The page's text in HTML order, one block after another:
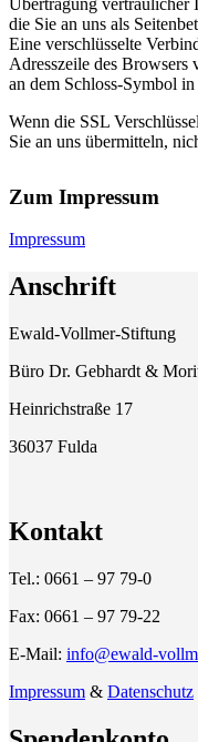
die Sie an uns als
Eine verschlüsselte
Adresszeile des Browsers
an dem Schloss-Symbol
Wenn die SSL
Sie an uns übermitteln,
Zum Impressum
Impressum
Anschrift
Ewald-Vollmer-Stiftung
Büro Dr. Gebhardt &
Heinrichstraße 17
36037 Fulda
Kontakt
Tel.: 0661 – 97 79-0
Fax: 0661 – 97 79-22
E-Mail: info@ewald-
Impressum & Datenschutz